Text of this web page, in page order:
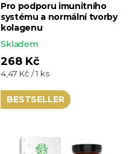
Pro podporu imunitního
systému a normální tvorby
kolagenu
Skladem
268 Kč
Měrná
4,47 Kč / 1 ks
BESTSELLER